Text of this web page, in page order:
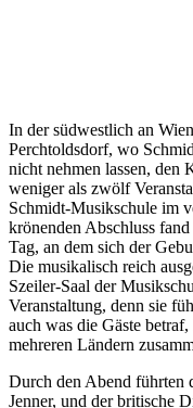
In der südwestlich an
Perchtoldsdorf, wo
nicht nehmen lassen, den
weniger als zwölf
Schmidt-Musikschule im
krönenden Abschluss
Tag, an dem sich der
Die musikalisch reich
Szeiler-Saal der
Veranstaltung, denn sie
auch was die Gäste
mehreren Ländern
Durch den Abend führten
Jenner, und der britische